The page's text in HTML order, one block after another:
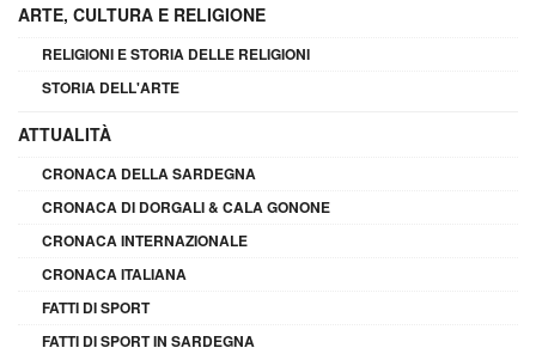
ARTE, CULTURA E RELIGIONE
RELIGIONI E STORIA DELLE RELIGIONI
STORIA DELL'ARTE
ATTUALITÀ
CRONACA DELLA SARDEGNA
CRONACA DI DORGALI & CALA GONONE
CRONACA INTERNAZIONALE
CRONACA ITALIANA
FATTI DI SPORT
FATTI DI SPORT IN SARDEGNA